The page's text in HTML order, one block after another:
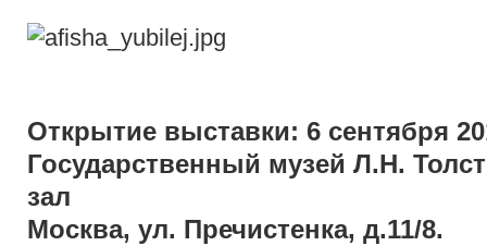
Открытие выставки: 6 сентября
Государственный музей Л.Н.
зал
Москва, ул. Пречистенка, д.11/8.